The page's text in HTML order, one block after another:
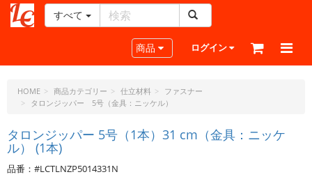
ー
ラ
フ
ド
ッ
ト・
すべて
Toggle navigation
商品 ログイン
HOME 商品カテゴリー 仕立材料
ファスナー
タロンジッパー 5号（金具：ニッケル）
タロンジッパー 5号（1本）31 cm（金具：ニッケ
ル） (1本)
品番：#LCTLNZP5014331N